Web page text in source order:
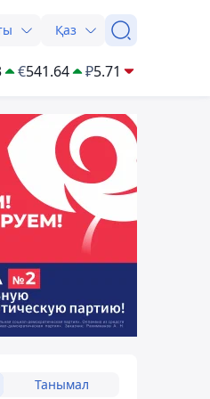
Қаз
€541.64 ₽5.71
Танымал